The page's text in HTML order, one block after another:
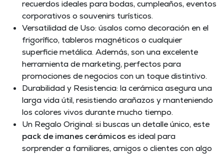
recuerdos ideales para bodas, cumpleaños, eventos
corporativos o souvenirs turísticos.
Versatilidad de Uso: úsalos como decoración en el
frigorífico, tableros magnéticos o cualquier
superficie metálica. Además, son una excelente
herramienta de marketing, perfectos para
promociones de negocios con un toque distintivo.
Durabilidad y Resistencia: la cerámica asegura una
larga vida útil, resistiendo arañazos y manteniendo
los colores vivos durante mucho tiempo.
Un Regalo Original: si buscas un detalle único, este
pack de imanes cerámicos es ideal para
sorprender a familiares, amigos o clientes con algo